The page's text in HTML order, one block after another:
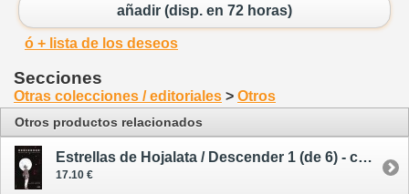
añadir (disp. en 72 horas)
ó + lista de los deseos
Secciones
Otras colecciones / editoriales > Otros
Otros productos relacionados
Estrellas de Hojalata / Descender 1 (de 6) - cómic
17.10 €